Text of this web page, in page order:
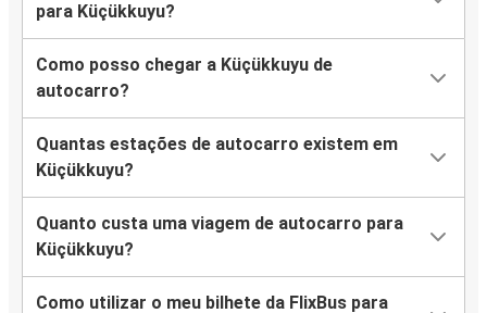
para Küçükkuyu?
Como posso chegar a Küçükkuyu de
autocarro?
Quantas estações de autocarro existem em
Küçükkuyu?
Quanto custa uma viagem de autocarro para
Küçükkuyu?
Como utilizar o meu bilhete da FlixBus para